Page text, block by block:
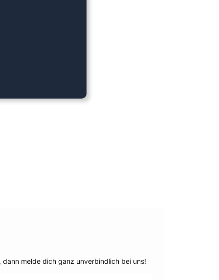
melde dich ganz unverbindlich bei uns!